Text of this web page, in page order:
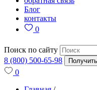
Блог
контакты
0
Поиск по сайту
8 (800) 500-65-98
0